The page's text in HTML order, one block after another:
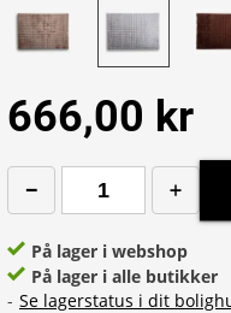
666,00 kr
På lager i webshop
På lager i alle butikker
- Se lagerstatus i dit